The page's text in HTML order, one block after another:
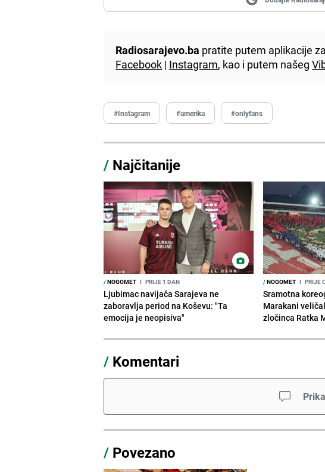
Radiosarajevo.ba pratite putem aplikacije
Facebook | Instagram, kao i putem našeg
#Instagram #amerika #onlyfans
/ Najčitanije
/NOGOMET I PRIJE 1 DAN
Ljubimac navijača Sarajeva ne
zaboravlja period na Koševu: "Ta
emocija je neopisiva"
/NOGOMET I PRIJE
Sramotna
Marakani
zločinca Ratka
/ Komentari
/ Povezano